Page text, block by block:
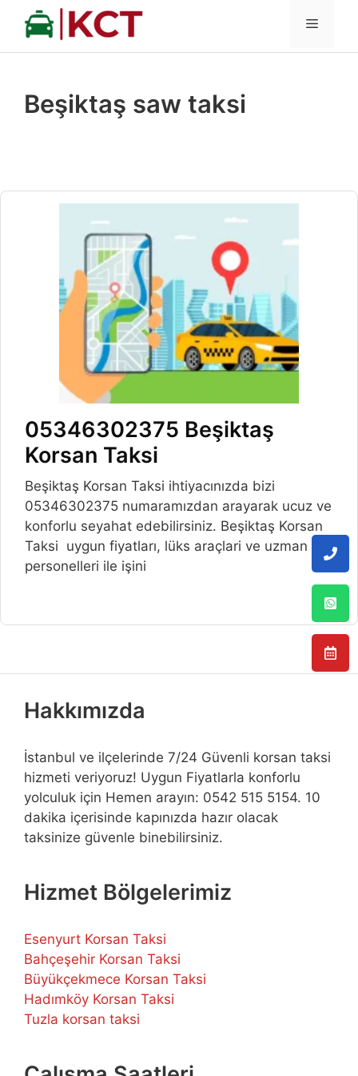
İçeriğe
MENÜ
Beşiktaş saw taksi
05346302375 Beşiktaş
Korsan Taksi
Beşiktaş Korsan Taksi ihtiyacınızda bizi
05346302375 numaramızdan arayarak ucuz ve
konforlu seyahat edebilirsiniz. Beşiktaş Korsan
Taksi uygun fiyatları, lüks araçlari ve uzman
personelleri ile işini
Hakkımızda
İstanbul ve ilçelerinde 7/24 Güvenli korsan taksi
hizmeti veriyoruz! Uygun Fiyatlarla konforlu
yolculuk için Hemen arayın: 0542 515 5154. 10
dakika içerisinde kapınızda hazır olacak
taksinize güvenle binebilirsiniz.
Hizmet Bölgelerimiz
Esenyurt Korsan Taksi
Bahçeşehir Korsan Taksi
Büyükçekmece Korsan Taksi
Hadımköy Korsan Taksi
Tuzla korsan taksi